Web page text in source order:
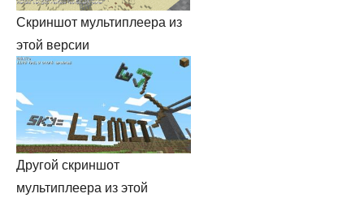
Скриншот мультиплеера из
этой версии
Другой скриншот
мультиплеера из этой